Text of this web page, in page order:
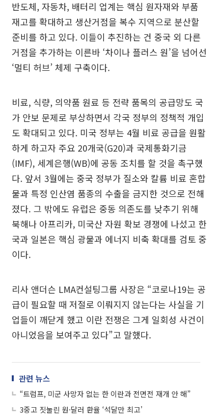
반도체, 자동차, 배터리 업계는 핵심 원자재와 부품
재고를 확대하고 생산거점을 복수 지역으로 분산할
준비를 하고 있다. 이들이 추진하는 건 중국 외 다른
거점을 추가하는 이른바 ‘차이나 플러스 원’을 넘어선
‘멀티 허브’ 체제 구축이다.
비료, 식량, 의약품 원료 등 전략 품목의 공급망도 국
가 안보 문제로 부상하면서 각국 정부의 정책적 개입
도 확대되고 있다. 미국 정부는 4월 비료 공급을 원활
하게 하고자 주요 20개국(G20)과 국제통화기금
(IMF), 세계은행(WB)에 공동 조치를 할 것을 촉구했
다. 앞서 3월에는 중국 정부가 질소와 칼륨 비료 혼합
물과 특정 인산염 품종의 수출을 금지한 것으로 전해
졌다. 그 밖에도 유럽은 중동 의존도를 낮추기 위해
북해나 아프리카, 미국산 자원 확보 경쟁에 나섰고 한
국과 일본은 핵심 광물과 에너지 비축 확대를 검토 중
이다.
리사 앤더슨 LMA컨설팅그룹 사장은 “코로나19는 공
급이 필요할 때 저절로 이뤄지지 않는다는 사실을 기
업들이 깨닫게 했고 이란 전쟁은 그게 일회성 사건이
아니었음을 보여주고 있다”고 말했다.
관련 뉴스
“트럼프, 미군 사망자 없는 한 이란과 전면전 재개 안 해”
3중고 짓눌린 원·달러 환율 ‘석달만 최고’